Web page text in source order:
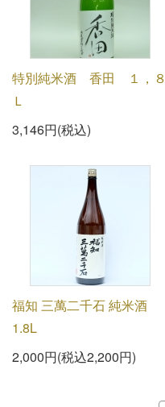
特別純米酒 香田 １，８
Ｌ
3,146円(税込)
福知 三萬二千石 純米酒
1.8L
2,000円(税込2,200円)